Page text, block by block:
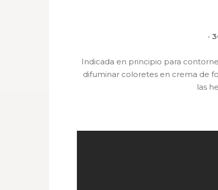
·
Indicada en principio para
difuminar coloretes en crema de
las